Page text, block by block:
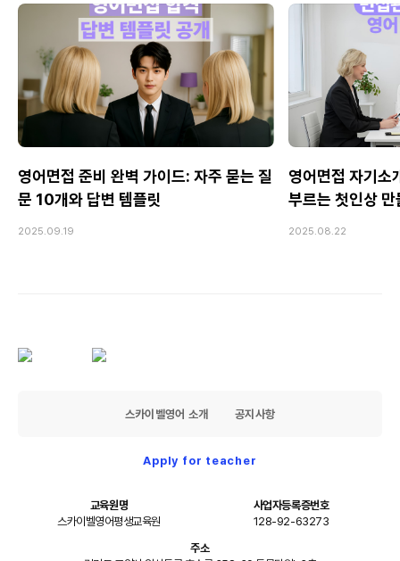
영어면접 준비 완벽 가이드: 자주 묻는 질
문 10개와 답변 템플릿
2025.09.19
영어면접 자기소
부르는 첫인상 만
2025.08.22
스카이벨영어 소개 공지사항
Apply for teacher
교육원명
스카이벨영어평생교육원
사업자등록증번호
128-92-63273
주소